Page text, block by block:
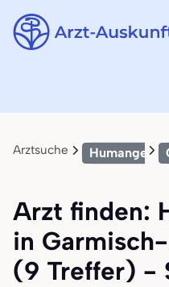
Arztsuche
Arzt finden:
in
(9 Treffer) -